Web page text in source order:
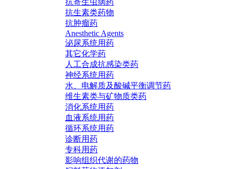
抗寄生虫病药
抗生素类药物
抗肿瘤药
Anesthetic Agents
泌尿系统用药
其它化学药
人工合成抗感染类药
神经系统用药
水、电解质及酸碱平衡调节药
维生素类与矿物质类药
消化系统用药
血液系统用药
循环系统用药
诊断用药
专科用药
影响组织代谢的药物